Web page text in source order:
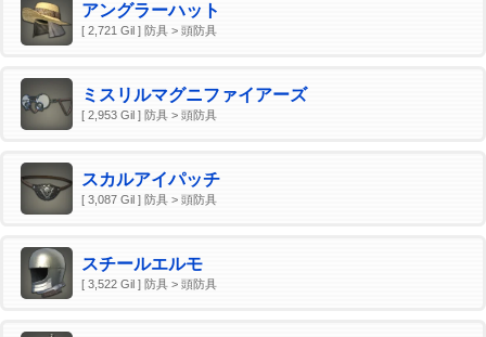
アングラーハット
[ 2,721 Gil ] 防具 > 頭防具
ミスリルマグニファイアーズ
[ 2,953 Gil ] 防具 > 頭防具
スカルアイパッチ
[ 3,087 Gil ] 防具 > 頭防具
スチールエルモ
[ 3,522 Gil ] 防具 > 頭防具